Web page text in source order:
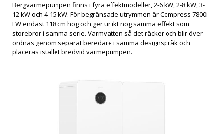
Bergvärmepumpen finns i fyra effektmodeller, 2-6 kW, 2-8 kW, 3-
12 kW och 4-15 kW. För begränsade utrymmen är Compress 7800i
LW endast 118 cm hög och ger unikt nog samma effekt som
storebror i samma serie. Varmvatten så det räcker och blir över
ordnas genom separat beredare i samma designspråk och
placeras istället bredvid värmepumpen.